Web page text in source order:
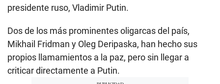
presidente ruso, Vladimir Putin.
Dos de los más prominentes oligarcas del país,
Mikhail Fridman y Oleg Deripaska, han hecho sus
propios llamamientos a la paz, pero sin llegar a
criticar directamente a Putin.